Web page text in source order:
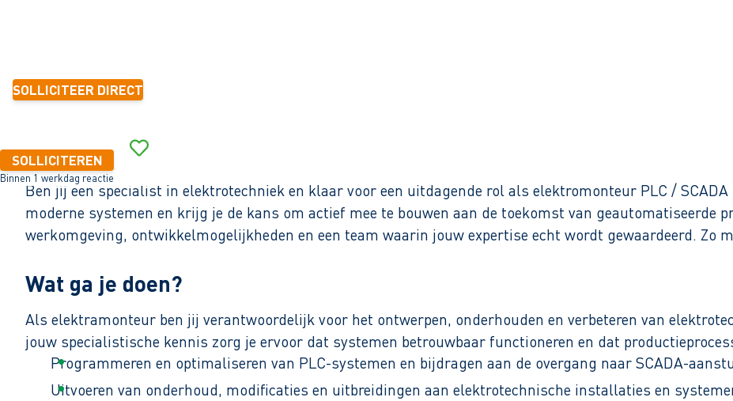
SOLLICITEER DIRECT
SOLLICITEREN
Binnen 1 werkdag reactie
Ben jij een specialist in elektrotechniek en klaar voor een uitdagende rol als elektromonteur PLC /
moderne systemen en krijg je de kans om actief mee te bouwen aan de toekomst van geautomatiseerde
werkomgeving, ontwikkelmogelijkheden en een team waarin jouw expertise echt wordt gewaardeerd. Zo
Wat ga je doen?
Als elektramonteur ben jij verantwoordelijk voor het ontwerpen, onderhouden en verbeteren van
jouw specialistische kennis zorg je ervoor dat systemen betrouwbaar functioneren en dat
Programmeren en optimaliseren van PLC-systemen en bijdragen aan de overgang naar SCADA-
Uitvoeren van onderhoud, modificaties en uitbreidingen aan elektrotechnische installaties en